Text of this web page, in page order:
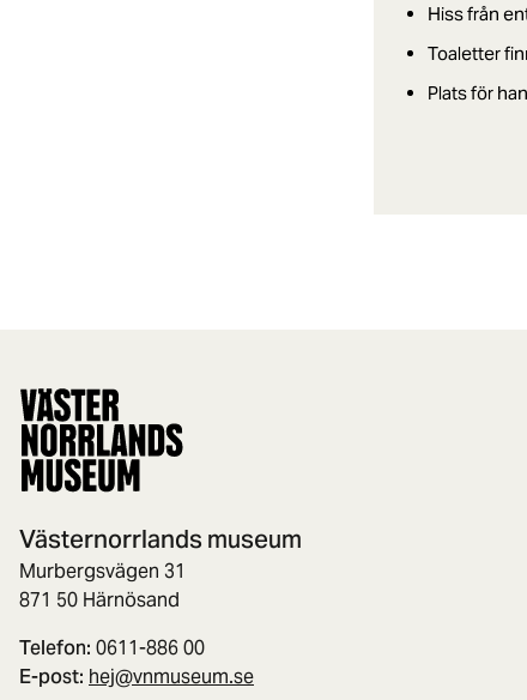
Hiss från
Toaletter
Plats för
Västernorrlands museum
Murbergsvägen 31
871 50 Härnösand
Telefon: 0611-886 00
E-post: hej@vnmuseum.se